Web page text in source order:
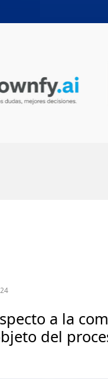
a la
del